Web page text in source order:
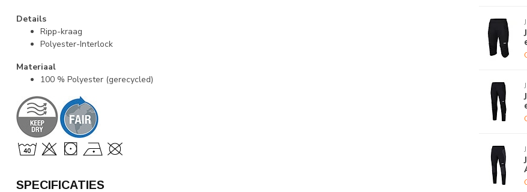
Details
Ripp-kraag
Polyester-Interlock
Materiaal
100 % Polyester (gerecycled)
SPECIFICATIES